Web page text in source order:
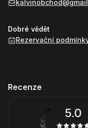
Dobré vědět
Rezervační
Recenze
5.0